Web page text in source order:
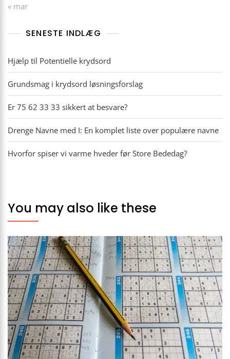
« mar
SENESTE INDLÆG
Hjælp til Potentielle krydsord
Grundsmag i krydsord løsningsforslag
Er 75 62 33 33 sikkert at besvare?
Drenge Navne med I: En komplet liste over populære navne
Hvorfor spiser vi varme hveder før Store Bededag?
You may also like these